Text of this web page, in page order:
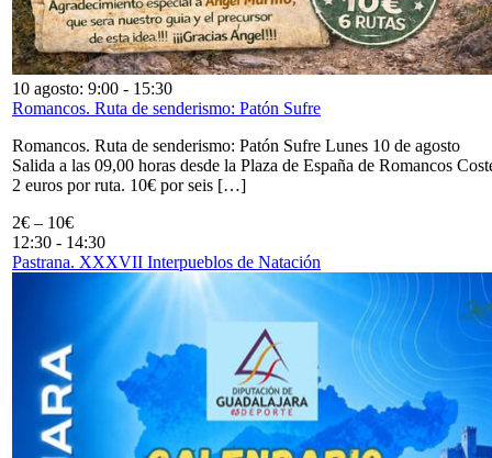
10 agosto: 9:00 - 15:30
Romancos. Ruta de senderismo: Patón Sufre
Romancos. Ruta de senderismo: Patón Sufre Lunes 10 de agosto
Salida a las 09,00 horas desde la Plaza de España de Romancos
2 euros por ruta. 10€ por seis […]
2€ – 10€
12:30 - 14:30
Pastrana. XXXVII Interpueblos de Natación